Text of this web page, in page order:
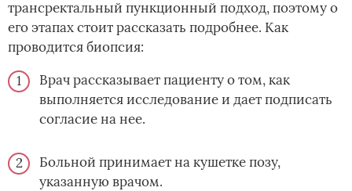
трансректальный пункционный подход, поэтому о
его этапах стоит рассказать подробнее. Как
проводится биопсия:
Врач рассказывает пациенту о том, как
выполняется исследование и дает подписать
согласие на нее.
Больной принимает на кушетке позу,
указанную врачом.